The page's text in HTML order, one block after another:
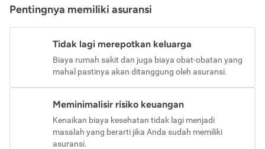
Pentingnya memiliki asuransi
Tidak lagi merepotkan keluarga
Biaya rumah sakit dan juga biaya obat-obatan yang
mahal pastinya akan ditanggung oleh asuransi.
Meminimalisir risiko keuangan
Kenaikan biaya kesehatan tidak lagi menjadi
masalah yang berarti jika Anda sudah memiliki
asuransi.